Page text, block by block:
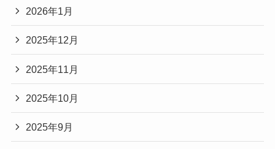
2026年1月
2025年12月
2025年11月
2025年10月
2025年9月